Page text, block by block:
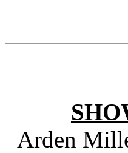
Arden